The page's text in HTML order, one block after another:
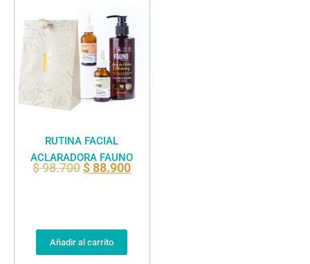
RUTINA FACIAL
ACLARADORA FAUNO
$98.700$88.900
Añadir al carrito